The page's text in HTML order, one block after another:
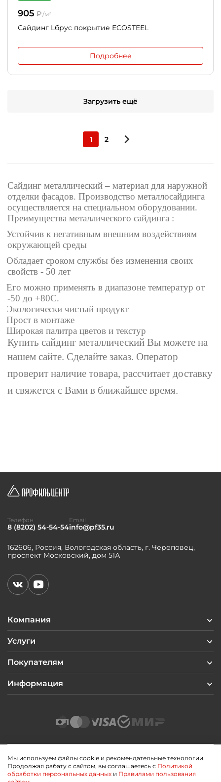
905 ₽/м²
Сайдинг Lбрус покрытие ECOSTEEL
Подробнее
Загрузить ещё
1 2
Сайдинг металлический – материал для наружной
отделки фасадов. Производство металлосайдинга
осуществляется на специальном оборудовании.
Преимущества металлического сайдинга :
Устойчив к негативным внешним воздействиям
окружающей среды
Обладает сроком службы без изменения своих
свойств - 50 лет
Его можно применять в диапазоне температур от
-50 до +80С.
Экологически чистый продукт
Прост в монтаже
Широкая палитра цветов и текстур
Купить сайдинг металлический Вы можете на
нашем сайте. Сделайте заказ. Оператор
проверит наличие товара, рассчитает доставку
и свяжется с Вами в ближайшее время.
Компания
Услуги
Покупателям
Информация
162606, Россия, Вологодская область, г. Череповец,
проспект Московский, дом 51А
Телефон
8 (8202) 54-54-54
Email
info@pf35.ru
2026 © Профиль Центр
Политика конфиденциальности
Мы используем файлы cookie и рекомендательные технологии.
Продолжая рабату с сайтом, вы соглашаетесь с Политикой
обработки персональных данных и Правилами пользования